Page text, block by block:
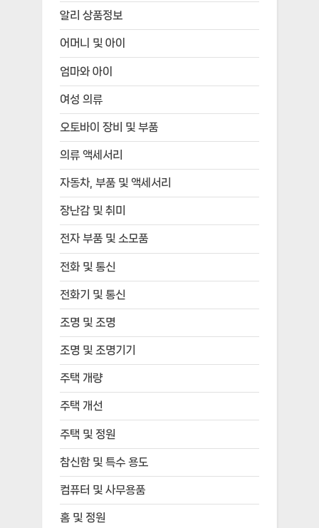
알리 상품정보
어머니 및 아이
엄마와 아이
여성 의류
오토바이 장비 및 부품
의류 액세서리
자동차, 부품 및 액세서리
장난감 및 취미
전자 부품 및 소모품
전화 및 통신
전화기 및 통신
조명 및 조명
조명 및 조명기기
주택 개량
주택 개선
주택 및 정원
참신함 및 특수 용도
컴퓨터 및 사무용품
홈 및 정원